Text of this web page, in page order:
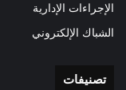
الإجراءات الإدارية
الشباك الإلكتروني
تصنيفات